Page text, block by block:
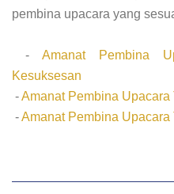
pembina upacara yang
- Amanat Pembina
Kesuksesan
-Amanat Pembina Upacara
-Amanat Pembina Upacara